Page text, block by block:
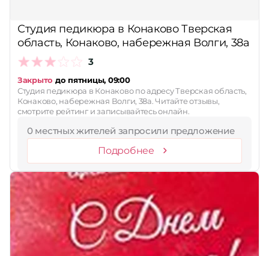
Студия педикюра в Конаково Тверская
область, Конаково, набережная Волги, 38а
3
Закрыто до пятницы, 09:00
Студия педикюра в Конаково по адресу Тверская область,
Конаково, набережная Волги, 38а. Читайте отзывы,
смотрите рейтинг и записывайтесь онлайн.
0 местных жителей запросили предложение
Подробнее